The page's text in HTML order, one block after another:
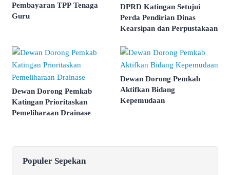
Pembayaran TPP Tenaga
Guru
DPRD Katingan Setujui
Perda Pendirian Dinas
Kearsipan dan Perpustakaan
Dewan Dorong Pemkab
Katingan Prioritaskan
Pemeliharaan Drainase
Dewan Dorong Pemkab
Aktifkan Bidang
Kepemudaan
Populer Sepekan